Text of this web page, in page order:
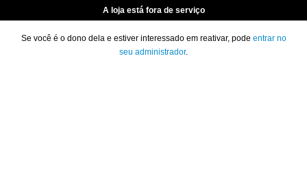
A loja está fora de serviço
Se você é o dono dela e estiver interessado em reativar, pode entrar no
seu administrador.